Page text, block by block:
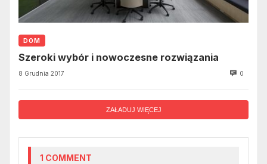
DOM
Szeroki wybór i nowoczesne rozwiązania
8 Grudnia 2017 0
ZAŁADUJ WIĘCEJ
1 COMMENT